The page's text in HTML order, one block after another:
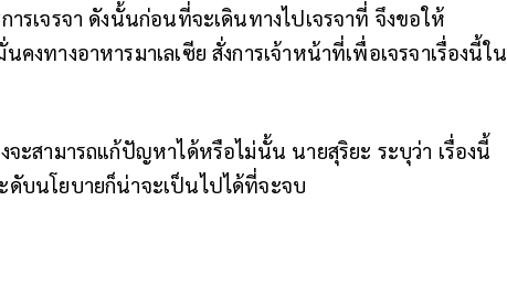
ารเจรจา ดังนั้นก่อนที่จะเดินทางไปเจรจาที่ จึงขอให้
คงทางอาหารมาเลเซีย สั่งการเจ้าหน้าที่เพื่อเจรจาเรื่องนี้ใน
จะสามารถแก้ปัญหาได้หรือไม่นั้น นายสุริยะ ระบุว่า เรื่องนี้
ดับนโยบายก็น่าจะเป็นไปได้ที่จะจบ